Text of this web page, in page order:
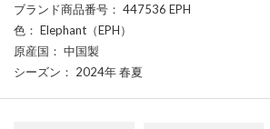
ブランド商品番号 ： 447536 EPH
色 ： Elephant（EPH）
原産国 ： 中国製
シーズン ： 2024年 春夏